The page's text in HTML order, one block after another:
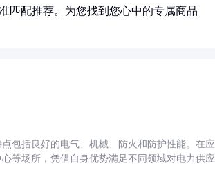
匹配推荐。为您找到您心中的专属商品
包括良好的电气、机械、防火和防护性能。在应
等场所，凭借自身优势满足不同领域对电力供应